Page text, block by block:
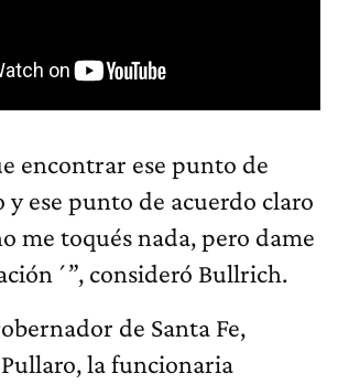
encontrar ese punto de
y ese punto de acuerdo claro
me toqués nada, pero dame
consideró Bullrich.
de Santa Fe,
la funcionaria